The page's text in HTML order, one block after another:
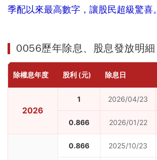
季配以來最高數字，讓股民超級驚喜。
0056歷年除息、股息發放明細
除權息年度 股利 (元) 除息日
2026
1 2026/04/23
0.866 2026/01/22
0.866 2025/10/23